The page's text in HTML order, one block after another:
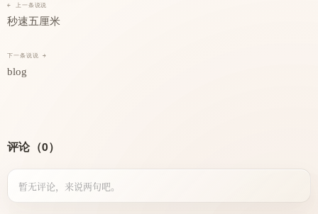
← 上一条说说
秒速五厘米
下一条说说 →
blog
评论（0）
暂无评论，来说两句吧。